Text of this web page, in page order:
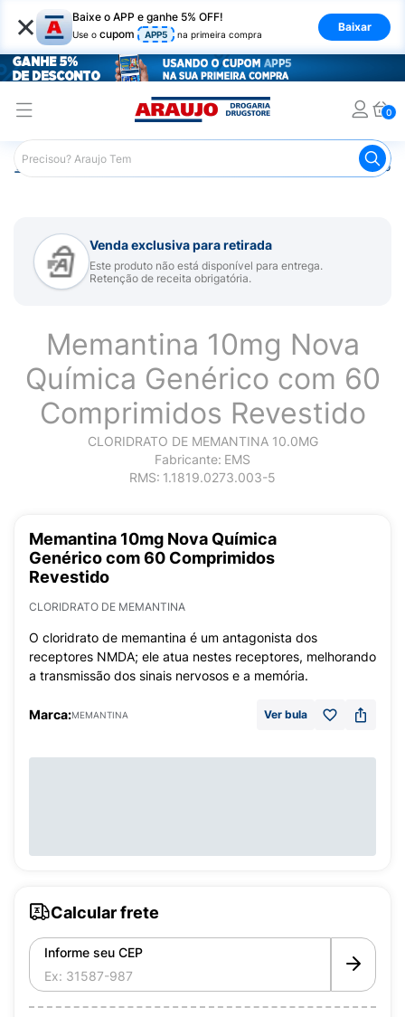
× Baixe o APP e ganhe 5% OFF!
Use o cupom APP5 na primeira compra
Baixar
0
Araujo Medicamentos Remédio para Sistema Nervoso
Venda exclusiva para retirada
Este produto não está disponível para entrega.
Retenção de receita obrigatória.
Memantina 10mg Nova
Química Genérico com 60
Comprimidos Revestido
CLORIDRATO DE MEMANTINA 10.0MG
Fabricante: EMS
RMS: 1.1819.0273.003-5
Memantina 10mg Nova Química
Genérico com 60 Comprimidos
Revestido
CLORIDRATO DE MEMANTINA
O cloridrato de memantina é um antagonista dos
receptores NMDA; ele atua nestes receptores, melhorando
a transmissão dos sinais nervosos e a memória.
Marca:MEMANTINA Ver bula
Calcular frete
Informe seu CEP